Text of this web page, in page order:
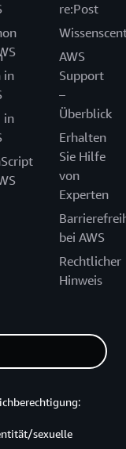
in
in
re:Post
AWS
Support
–
Überblick
Erhalten
Sie Hilfe
von
Experten
bei AWS
Rechtlicher
Hinweis
sexuelle